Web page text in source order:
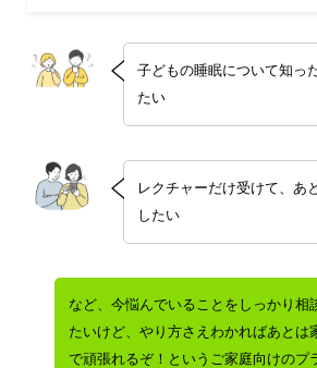
子どもの睡眠について知っ
たい
レクチャーだけ受けて、あ
したい
など、今悩んでいることをしっかり相
たいけど、やり方さえわかればあとは
で頑張れるぞ！というご家庭向けのプ